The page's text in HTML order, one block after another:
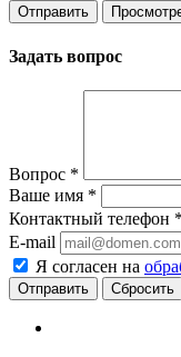
Задать вопрос
Вопрос *
Ваше имя *
Контактный телефон *
E-mail
Я согласен на
Сбросить